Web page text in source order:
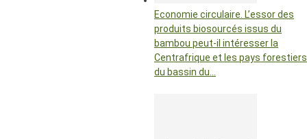
Economie circulaire. L’essor des
produits biosourcés issus du
bambou peut-il intéresser la
Centrafrique et les pays forestiers
du bassin du…